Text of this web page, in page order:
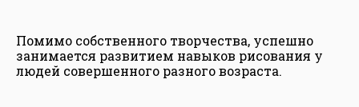
Помимо собственного творчества, успешно
занимается развитием навыков рисования у
людей совершенного разного возраста.